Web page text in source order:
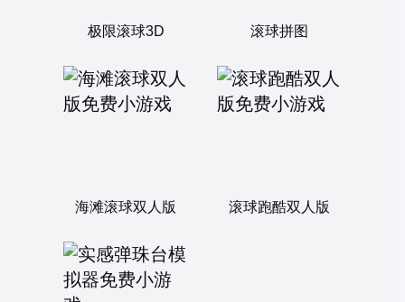
极限滚球3D 滚球拼图
海滩滚球双人版 滚球跑酷双人版